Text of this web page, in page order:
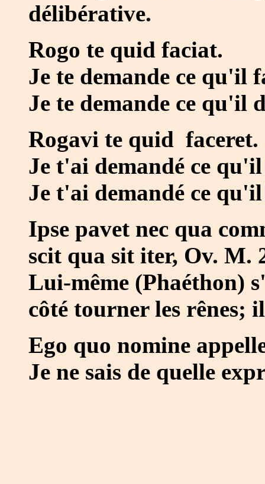
délibérative.
Rogo te quid faciat.
Je te demande ce qu'il
Je te demande ce qu'il
Rogavi te quid faceret.
Je t'ai demandé ce
Je t'ai demandé ce
Ipse pavet nec qua
scit qua sit iter, Ov. M.
Lui-même (Phaéthon)
côté tourner les rênes;
Ego quo nomine
Je ne sais de quelle